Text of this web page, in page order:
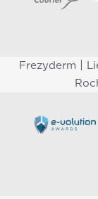
Frezyderm